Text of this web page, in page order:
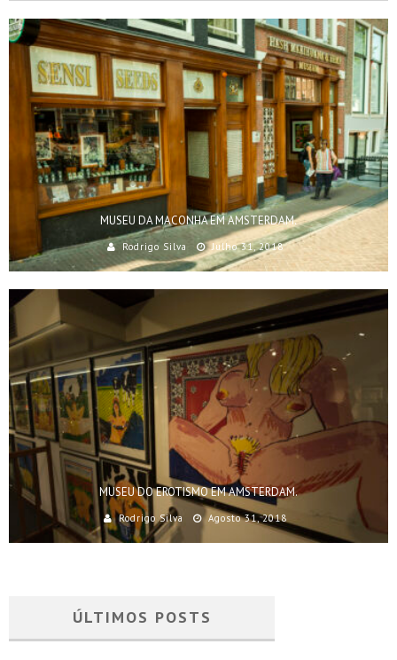
MUSEU DA MACONHA EM AMSTERDAM.
Rodrigo Silva Julho 31, 2018
MUSEU DO EROTISMO EM AMSTERDAM.
Rodrigo Silva Agosto 31, 2018
ÚLTIMOS POSTS